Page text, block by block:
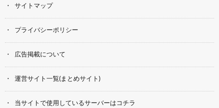
サイトマップ
プライバシーポリシー
広告掲載について
運営サイト一覧(まとめサイト)
当サイトで使用しているサーバーはコチラ